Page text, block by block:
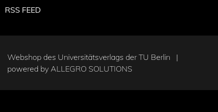
RSS FEED
Webshop des Universitätsverlags der TU Berlin |
powered by ALLEGRO SOLUTIONS